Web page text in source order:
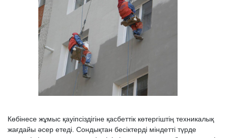
Көбінесе жұмыс қауіпсіздігіне қасбеттік көтергіштің техникалық
жағдайы әсер етеді. Сондықтан бесіктерді міндетті түрде